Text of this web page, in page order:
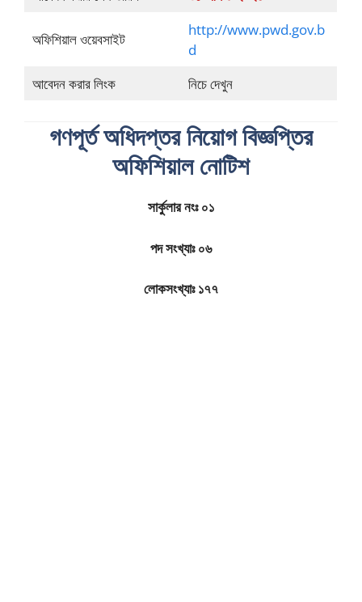
অফিশিয়াল ওয়েবসাইট
http://www.pwd.gov.b
d
আবেদন করার লিংক
নিচে দেখুন
গণপূর্ত অধিদপ্তর নিয়োগ বিজ্ঞপ্তির
অফিশিয়াল নোটিশ
সার্কুলার নংঃ ০১
পদ সংখ্যাঃ ০৬
লোকসংখ্যাঃ ১৭৭